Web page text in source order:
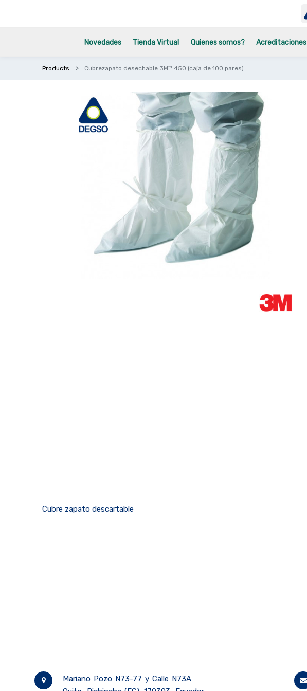
Novedades Tienda Virtual Quienes somos? Acreditaciones
Products Cubrezapato desechable 3M™ 450 (caja de 100 pares)
Cubre zapato descartable
Mariano Pozo N73-77 y Calle N73A